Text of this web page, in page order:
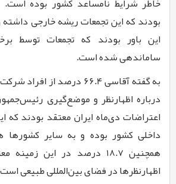
بودند که این تجمعات ریشه خارجی داشته
این باور بودند که تجمعات توسط
ساماندهی شده است.
به گفته آقاسی۶۶.۴درصد از افراد
درباره اظهارنظر و موضع‌گیری
اعتراضات دی‌ماه ایران معتقد بودند
داخلی کشور بوده و به سایر کشورها
همچنین 18.7 درصد در این زمینه
اظهارنظرها در فضای بین‌المللی طبیعی